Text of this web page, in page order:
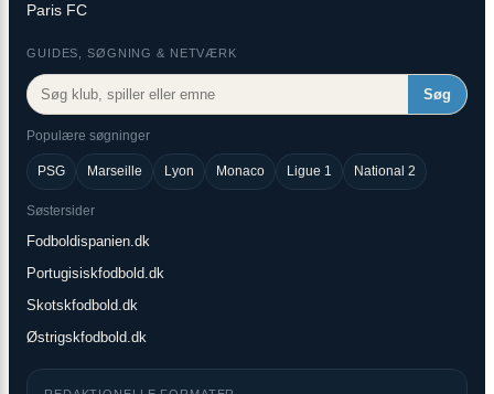
Paris FC
GUIDES, SØGNING & NETVÆRK
Søg
Populære søgninger
PSG Marseille Lyon Monaco Ligue 1 National 2
Søstersider
Fodboldispanien.dk
Portugisiskfodbold.dk
Skotskfodbold.dk
Østrigskfodbold.dk